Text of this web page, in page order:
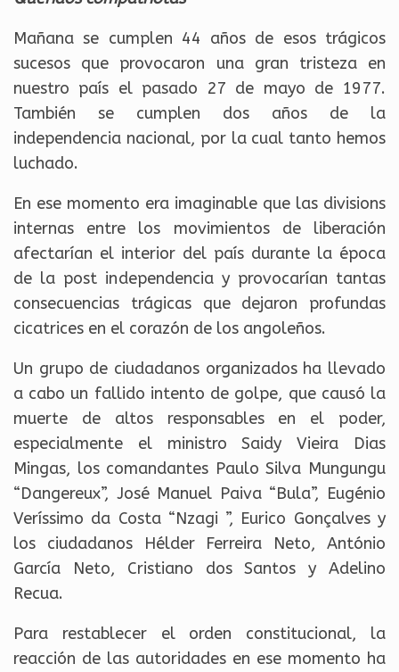
Mañana se cumplen 44 años de esos trágicos
sucesos que provocaron una gran tristeza en
nuestro país el pasado 27 de mayo de 1977.
También se cumplen dos años de la
independencia nacional, por la cual tanto hemos
luchado.
En ese momento era imaginable que las divisions
internas entre los movimientos de liberación
afectarían el interior del país durante la época
de la post independencia y provocarían tantas
consecuencias trágicas que dejaron profundas
cicatrices en el corazón de los angoleños.
Un grupo de ciudadanos organizados ha llevado
a cabo un fallido intento de golpe, que causó la
muerte de altos responsables en el poder,
especialmente el ministro Saidy Vieira Dias
Mingas, los comandantes Paulo Silva Mungungu
“Dangereux”, José Manuel Paiva “Bula”, Eugénio
Veríssimo da Costa “Nzagi ”, Eurico Gonçalves y
los ciudadanos Hélder Ferreira Neto, António
García Neto, Cristiano dos Santos y Adelino
Recua.
Para restablecer el orden constitucional, la
reacción de las autoridades en ese momento ha